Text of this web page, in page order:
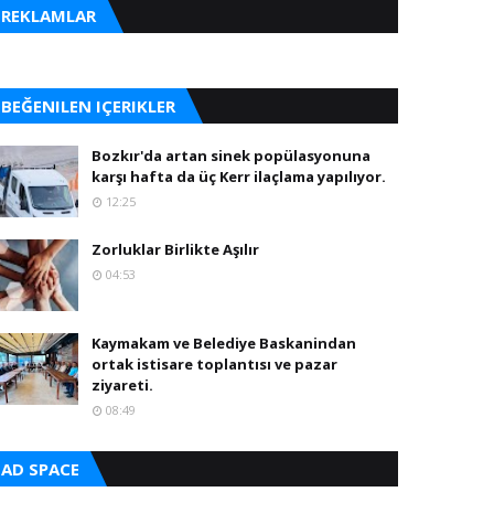
REKLAMLAR
BEĞENILEN IÇERIKLER
Bozkır'da artan sinek popülasyonuna
karşı hafta da üç Kerr ilaçlama yapılıyor.
12:25
Zorluklar Birlikte Aşılır
04:53
Kaymakam ve Belediye Baskanindan
ortak istisare toplantısı ve pazar
ziyareti.
08:49
AD SPACE